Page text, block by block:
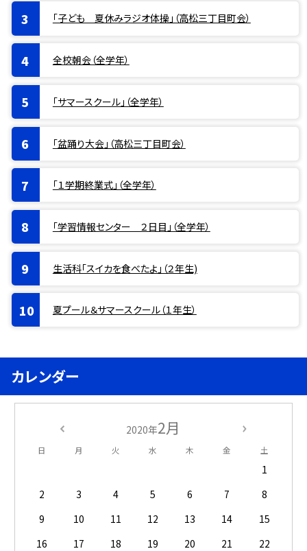
「子ども 夏休みラジオ体操」（高松三丁目町会）
全校朝会（全学年）
「サマースクール」（全学年）
「盆踊り大会」（高松三丁目町会）
「１学期終業式」（全学年）
「学習情報センター ２日目」（全学年）
生活科「スイカを食べたよ」（２年生)
夏プール＆サマースクール（１年生）
カレンダー
2020年2月
日 月 火 水 木 金 土
1
2
3 4 5 6 7
8
9
10 11 12 13 14
15
16
17 18 19 20 21
22